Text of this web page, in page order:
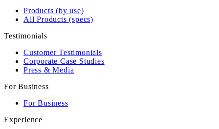
Products (by use)
All Products (specs)
Testimonials
Customer Testimonials
Corporate Case Studies
Press & Media
For Business
For Business
Experience